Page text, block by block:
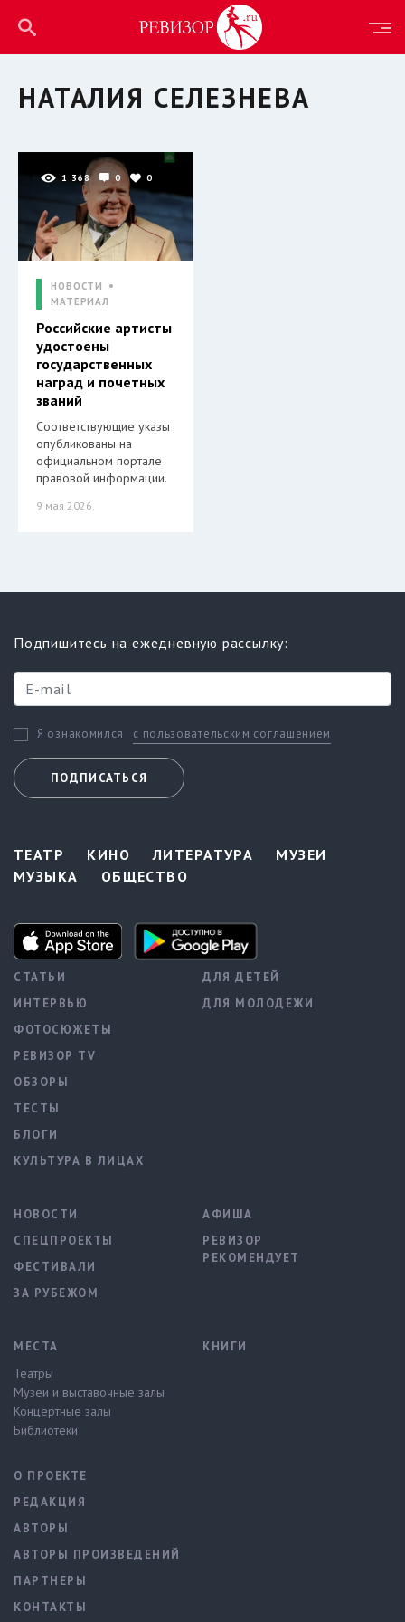
НАТАЛИЯ СЕЛЕЗНЕВА
1 368 0 0
НОВОСТИ
МАТЕРИАЛ
Российские артисты
удостоены
государственных
наград и почетных
званий
Соответствующие указы
опубликованы на
официальном портале
правовой информации.
9 мая 2026
Подпишитесь на ежедневную рассылку:
Я ознакомился с пользовательским соглашением
ПОДПИСАТЬСЯ
ТЕАТР КИНО ЛИТЕРАТУРА
МУЗЕИ
МУЗЫКА
ОБЩЕСТВО
СТАТЬИ
ИНТЕРВЬЮ
ФОТОСЮЖЕТЫ
РЕВИЗОР TV
ОБЗОРЫ
ТЕСТЫ
БЛОГИ
КУЛЬТУРА В ЛИЦАХ
ДЛЯ ДЕТЕЙ
ДЛЯ МОЛОДЕЖИ
НОВОСТИ
СПЕЦПРОЕКТЫ
ФЕСТИВАЛИ
ЗА РУБЕЖОМ
АФИША
РЕВИЗОР
РЕКОМЕНДУЕТ
МЕСТА
Театры
Музеи и выставочные залы
Концертные залы
Библиотеки
КНИГИ
О ПРОЕКТЕ
РЕДАКЦИЯ
АВТОРЫ
АВТОРЫ ПРОИЗВЕДЕНИЙ
ПАРТНЕРЫ
КОНТАКТЫ